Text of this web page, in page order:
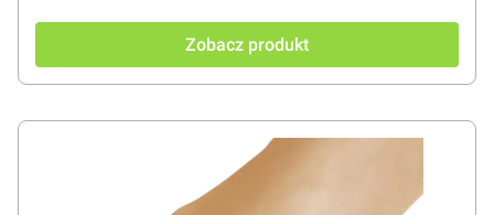
Zobacz produkt